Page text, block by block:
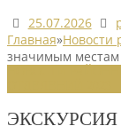
25.07.2026
Главная»Новости
значимым местам